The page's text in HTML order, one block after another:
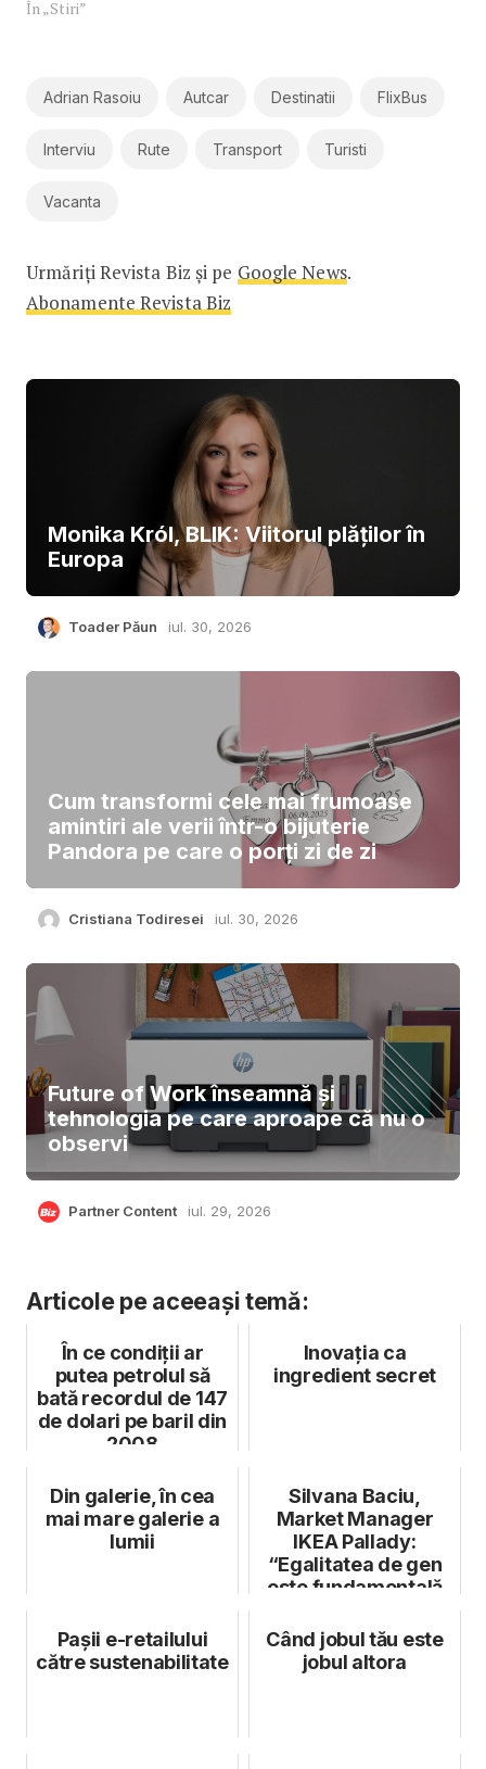
În „Stiri”
Adrian Rasoiu Autcar Destinatii FlixBus
Interviu Rute Transport Turisti
Vacanta
Urmăriți Revista Biz și pe Google News.
Abonamente Revista Biz
Monika Król, BLIK: Viitorul plăților în
Europa
Toader Păun iul. 30, 2026
Cum transformi cele mai frumoase
amintiri ale verii într-o bijuterie
Pandora pe care o porți zi de zi
Cristiana Todiresei iul. 30, 2026
Future of Work înseamnă și
tehnologia pe care aproape că nu o
observi
Partner Content iul. 29, 2026
Articole pe aceeași temă:
În ce condiții ar
putea petrolul să
bată recordul de 147
de dolari pe baril din
2008
Inovația ca
ingredient secret
Din galerie, în cea
mai mare galerie a
lumii
Silvana Baciu,
Market Manager
IKEA Pallady:
“Egalitatea de gen
este fundamentală
unu...
Pașii e-retailului
către sustenabilitate
Când jobul tău este
jobul altora